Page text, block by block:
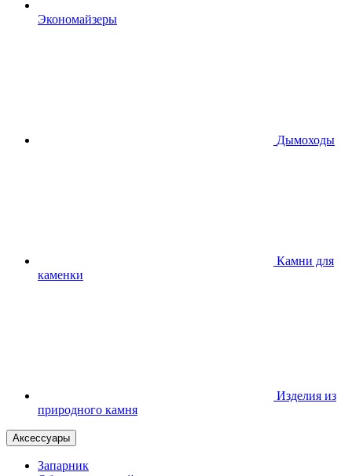
Экономайзеры
Дымоходы
Камни для
каменки
Изделия из
природного камня
Аксессуары
Запарник